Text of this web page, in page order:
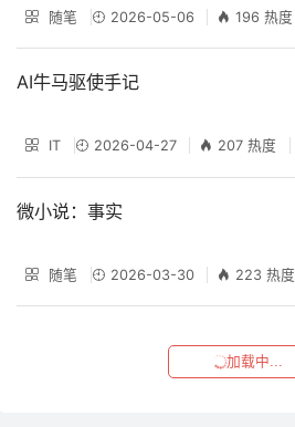
随笔 2026-05-06 196 热度
AI牛马驱使手记
IT 2026-04-27 207 热度
微小说：事实
随笔 2026-03-30 223 热度
加载中...